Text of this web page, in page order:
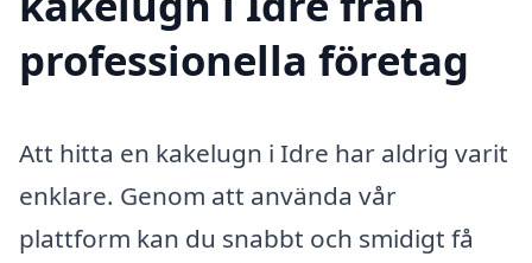
professionella företag
Att hitta en kakelugn i Idre har aldrig varit
enklare. Genom att använda vår
plattform kan du snabbt och smidigt få